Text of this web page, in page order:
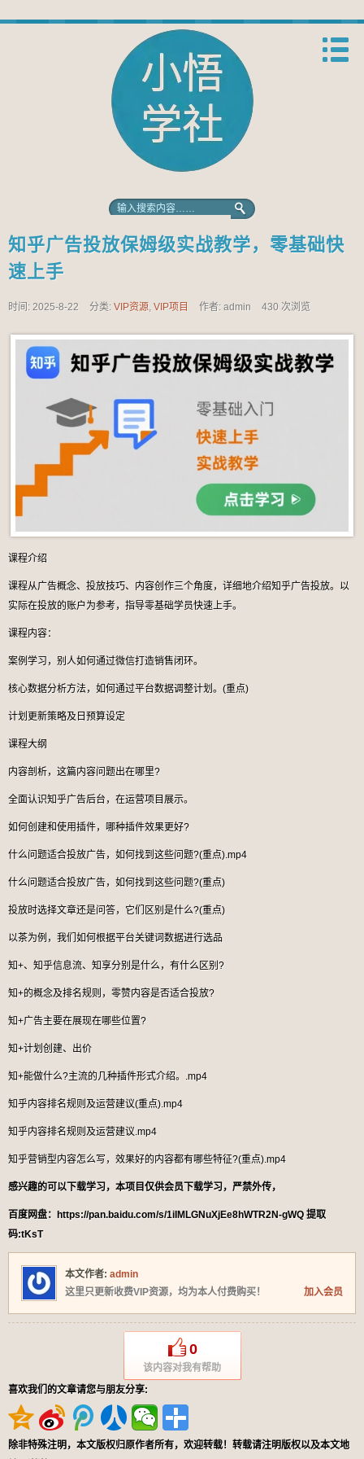
知乎广告投放保姆级实战教学，零基础快
速上手
时间: 2025-8-22 分类: VIP资源, VIP项目 作者: admin 430 次浏览
课程介绍
课程从广告概念、投放技巧、内容创作三个角度，详细地介绍知乎广告投放。以
实际在投放的账户为参考，指导零基础学员快速上手。
课程内容：
案例学习，别人如何通过微信打造销售闭环。
核心数据分析方法，如何通过平台数据调整计划。(重点)
计划更新策略及日预算设定
课程大纲
内容剖析，这篇内容问题出在哪里?
全面认识知乎广告后台，在运营项目展示。
如何创建和使用插件，哪种插件效果更好?
什么问题适合投放广告，如何找到这些问题?(重点).mp4
什么问题适合投放广告，如何找到这些问题?(重点)
投放时选择文章还是问答，它们区别是什么?(重点)
以茶为例，我们如何根据平台关键词数据进行选品
知+、知乎信息流、知享分别是什么，有什么区别?
知+的概念及排名规则，零赞内容是否适合投放?
知+广告主要在展现在哪些位置?
知+计划创建、出价
知+能做什么?主流的几种插件形式介绍。.mp4
知乎内容排名规则及运营建议(重点).mp4
知乎内容排名规则及运营建议.mp4
知乎营销型内容怎么写，效果好的内容都有哪些特征?(重点).mp4
感兴趣的可以下载学习，本项目仅供会员下载学习，严禁外传，
百度网盘：https://pan.baidu.com/s/1iIMLGNuXjEe8hWTR2N-gWQ 提取
码:tKsT
本文作者: admin
这里只更新收费VIP资源，均为本人付费购买！
加入会员
0
该内容对我有帮助
喜欢我们的文章请您与朋友分享:
除非特殊注明，本文版权归原作者所有，欢迎转载！转载请注明版权以及本文地